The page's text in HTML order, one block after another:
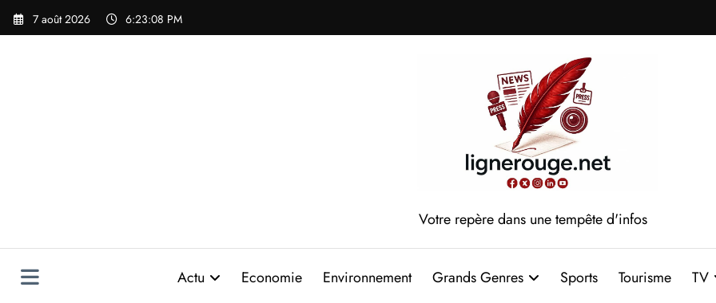
Aller
7 août 2026 6:23:09 PM
Votre repère dans une tempête d'infos
Actu Economie Environnement Grands Genres Sports Tourisme TV